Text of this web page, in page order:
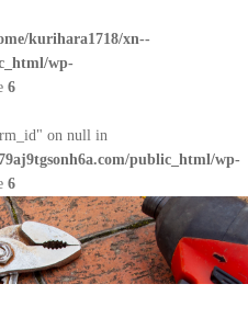
kurihara1718/xn--
wp-
6
on null in
public_html/wp-
6